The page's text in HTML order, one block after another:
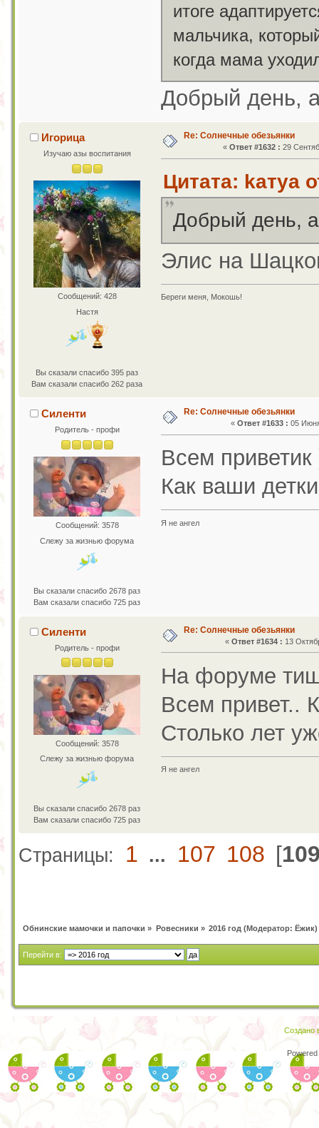
итоге
мальчика,
когда мама
Добрый день,
Игорица
Изучаю азы воспитания
Сообщений: 428
Настя
Вы сказали спасибо 395 раз
Вам сказали спасибо 262 раза
Re: Солнечные обезьянки
«Ответ #1632 : 29
Цитата: kaтya
Добрый день,
Элис на
Береги меня, Мокошь!
Силенти
Родитель - профи
Сообщений: 3578
Слежу за жизнью форума
Вы сказали спасибо 2678 раз
Вам сказали спасибо 725 раз
Re: Солнечные обезьянки
« Ответ #1633 : 05
Всем
Как ваши
Я не ангел
Силенти
Родитель - профи
Сообщений: 3578
Слежу за жизнью форума
Вы сказали спасибо 2678 раз
Вам сказали спасибо 725 раз
Re: Солнечные обезьянки
«Ответ #1634 : 13
На форуме
Всем привет..
Столько лет
Я не ангел
Страницы: 1 ... 107 108 [
Обнинские мамочки и папочки » Ровесники » 2016 год (Модератор: Ёжик)
Перейти в:
Создано